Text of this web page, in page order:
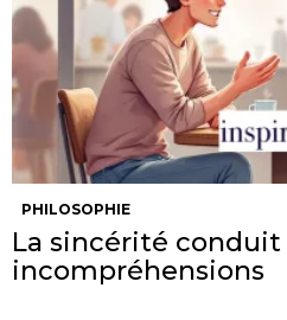
PHILOSOPHIE
La sincérité conduit
incompréhensions